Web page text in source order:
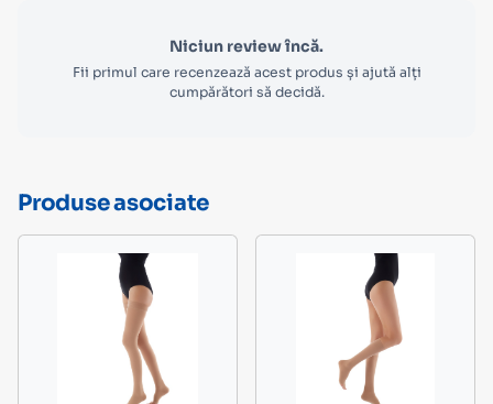
Niciun review încă.
Fii primul care recenzează acest produs și ajută alți
cumpărători să decidă.
Produse asociate